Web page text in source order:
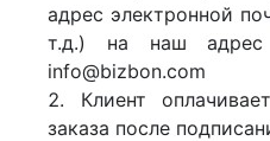
адрес электронной
т.д.) на наш адрес
info@bizbon.com
Клиент
заказа после